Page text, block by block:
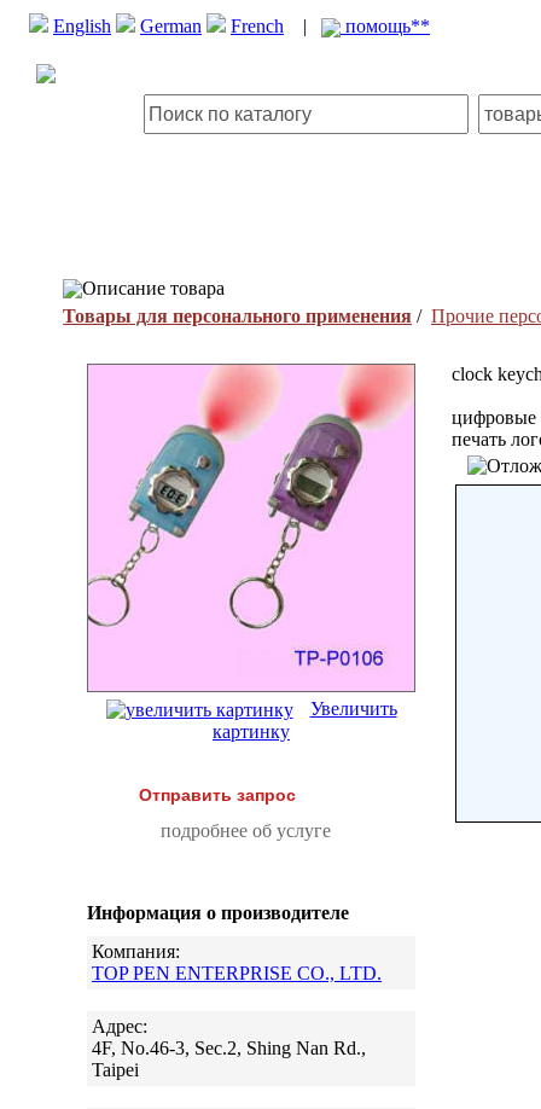
English German French | помощь**
Описание товара
Товары для персонального применения / Прочие
Увеличить
картинку
Отправить запрос
подробнее об услуге
Информация о производителе
Компания:
TOP PEN ENTERPRISE CO., LTD.
Адрес:
4F, No.46-3, Sec.2, Shing Nan Rd.,
Taipei
clock
цифровые
печать